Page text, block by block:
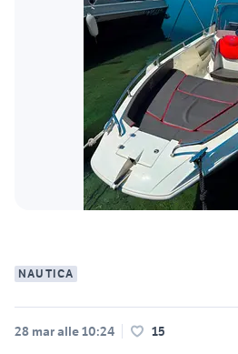
NAUTICA
28 mar alle 10:24 15